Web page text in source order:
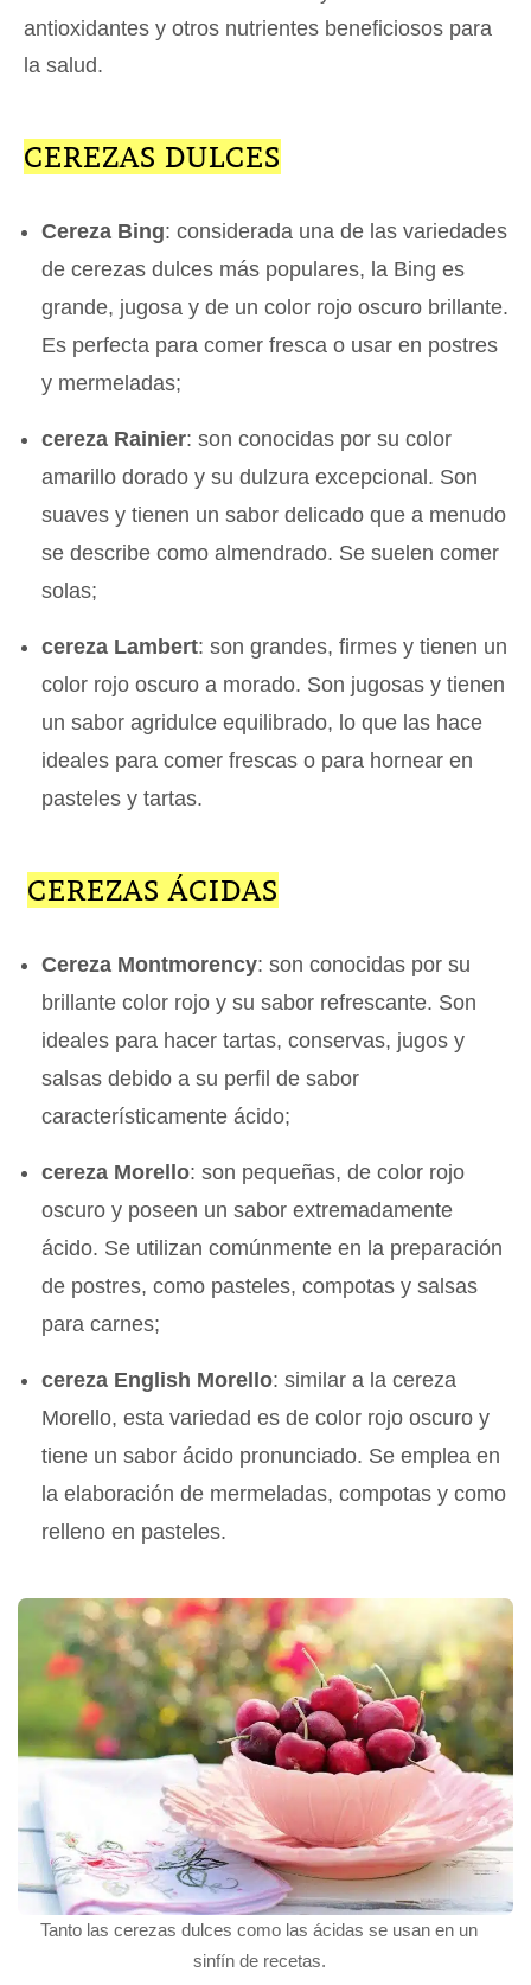
antioxidantes y otros nutrientes beneficiosos para
la salud.
CEREZAS DULCES
Cereza Bing: considerada una de las variedades
de cerezas dulces más populares, la Bing es
grande, jugosa y de un color rojo oscuro brillante.
Es perfecta para comer fresca o usar en postres
y mermeladas;
cereza Rainier: son conocidas por su color
amarillo dorado y su dulzura excepcional. Son
suaves y tienen un sabor delicado que a menudo
se describe como almendrado. Se suelen comer
solas;
cereza Lambert: son grandes, firmes y tienen un
color rojo oscuro a morado. Son jugosas y tienen
un sabor agridulce equilibrado, lo que las hace
ideales para comer frescas o para hornear en
pasteles y tartas.
CEREZAS ÁCIDAS
Cereza Montmorency: son conocidas por su
brillante color rojo y su sabor refrescante. Son
ideales para hacer tartas, conservas, jugos y
salsas debido a su perfil de sabor
característicamente ácido;
cereza Morello: son pequeñas, de color rojo
oscuro y poseen un sabor extremadamente
ácido. Se utilizan comúnmente en la preparación
de postres, como pasteles, compotas y salsas
para carnes;
cereza English Morello: similar a la cereza
Morello, esta variedad es de color rojo oscuro y
tiene un sabor ácido pronunciado. Se emplea en
la elaboración de mermeladas, compotas y como
relleno en pasteles.
Tanto las cerezas dulces como las ácidas se usan en un
sinfín de recetas.